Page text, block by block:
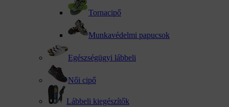
Tornacipő
Munkavédelmi papucsok
Egészségügyi lábbeli
Női cipő
Lábbeli kiegészítők